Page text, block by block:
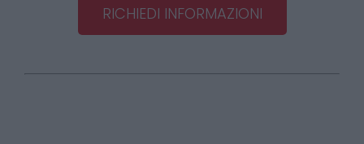
RICHIEDI INFORMAZIONI